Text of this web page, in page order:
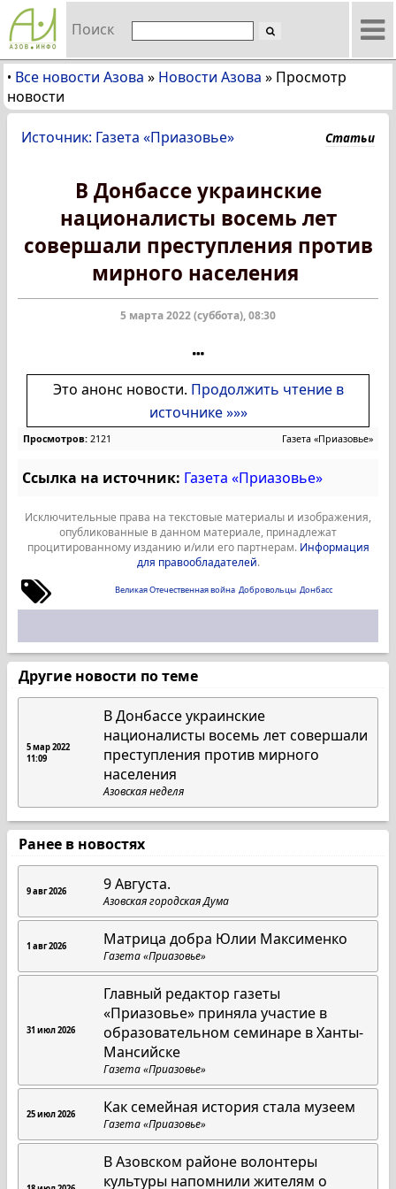
Поиск
• Все новости Азова » Новости Азова » Просмотр
новости
Источник: Газета «Приазовье» Статьи
В Донбассе украинские
националисты восемь лет
совершали преступления против
мирного населения
5 марта 2022 (суббота), 08:30
Это анонс новости. Продолжить чтение в
источнике »»»
Просмотров: 2121 Газета «Приазовье»
Ссылка на источник: Газета «Приазовье»
Исключительные права на текстовые материалы и изображения,
опубликованные в данном материале, принадлежат
процитированному изданию и/или его партнерам. Информация
для правообладателей.
Великая Отечественная война Добровольцы Донбасс
Другие новости по теме
5 мар 2022
11:09
В Донбассе украинские
националисты восемь лет совершали
преступления против мирного
населения
Азовская неделя
Ранее в новостях
9 авг 2026 9 Августа.
Азовская городская Дума
1 авг 2026 Матрица добра Юлии Максименко
Газета «Приазовье»
31 июл 2026
Главный редактор газеты
«Приазовье» приняла участие в
образовательном семинаре в Ханты-
Мансийске
Газета «Приазовье»
25 июл 2026 Как семейная история стала музеем
Газета «Приазовье»
В Азовском районе волонтеры
культуры напомнили жителям о